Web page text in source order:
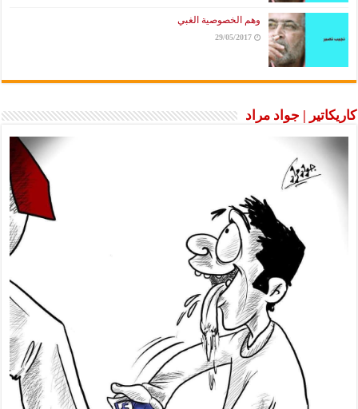
وهم الخصوصية الغبي
29/05/2017
كاريكاتير | جواد مراد